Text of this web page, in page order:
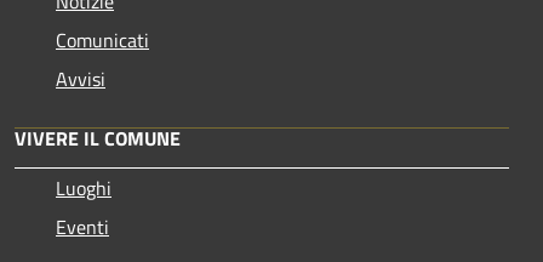
Comunicati
Avvisi
VIVERE IL COMUNE
Luoghi
Eventi